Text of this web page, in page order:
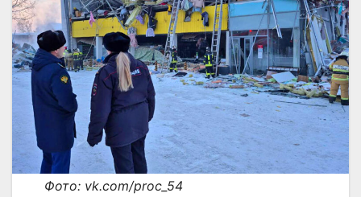
Фото: vk.com/proc_54